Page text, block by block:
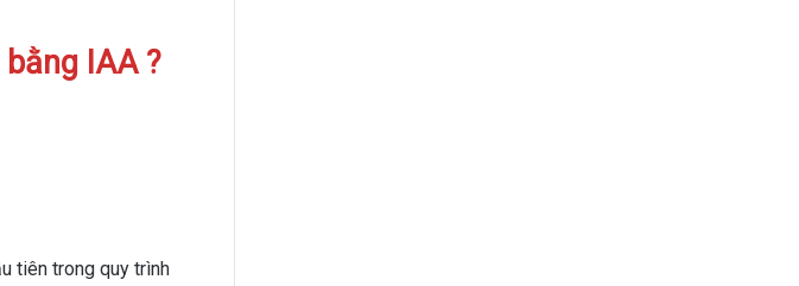
IAA ?
tiên trong quy trình